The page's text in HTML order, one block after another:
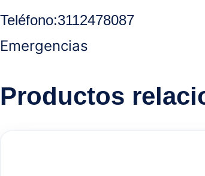
Teléfono:3112478087
Emergencias
Productos